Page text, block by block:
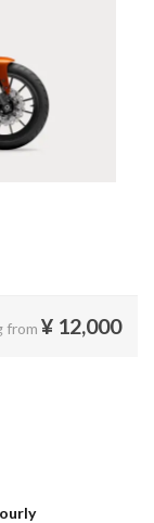
from ¥ 12,000